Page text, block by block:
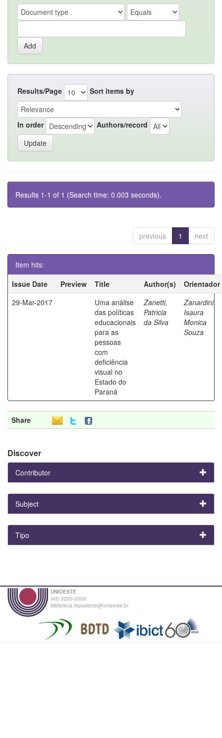
Results/Page Sort items by
In order Authors/record
Results 1-1 of 1 (Search time: 0.003 seconds).
previous 1 next
Item hits:
Issue Date
Preview Title Author(s)
Orientador
29-Mar-2017
Uma análise
das políticas
educacionais
para as
pessoas
com
deficiência
visual no
Estado do
Paraná
Zanetti,
Patricia
da Silva
Zanardini,
Isaura
Monica
Souza
Share
Discover
Contributor
Subject
Tipo
UNIOESTE
(45) 3220-3000
biblioteca.repositorio@unioeste.br